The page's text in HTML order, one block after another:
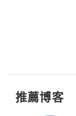
推薦博客